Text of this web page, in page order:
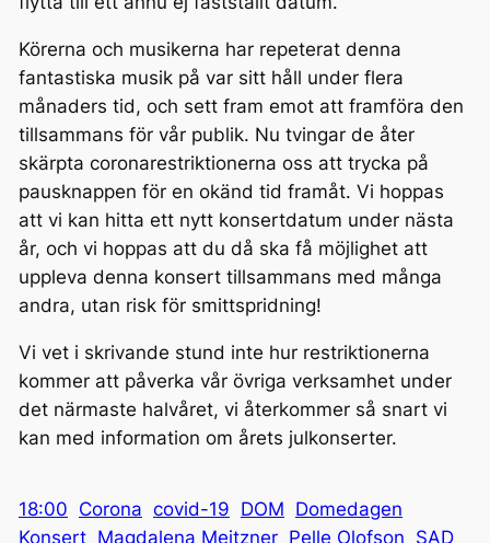
Körerna och musikerna har repeterat denna
fantastiska musik på var sitt håll under flera
månaders tid, och sett fram emot att framföra den
tillsammans för vår publik. Nu tvingar de åter
skärpta coronarestriktionerna oss att trycka på
pausknappen för en okänd tid framåt. Vi hoppas
att vi kan hitta ett nytt konsertdatum under nästa
år, och vi hoppas att du då ska få möjlighet att
uppleva denna konsert tillsammans med många
andra, utan risk för smittspridning!
Vi vet i skrivande stund inte hur restriktionerna
kommer att påverka vår övriga verksamhet under
det närmaste halvåret, vi återkommer så snart vi
kan med information om årets julkonserter.
18:00 Corona covid-19 DOM Domedagen
Konsert Magdalena Meitzner Pelle Olofson SAD